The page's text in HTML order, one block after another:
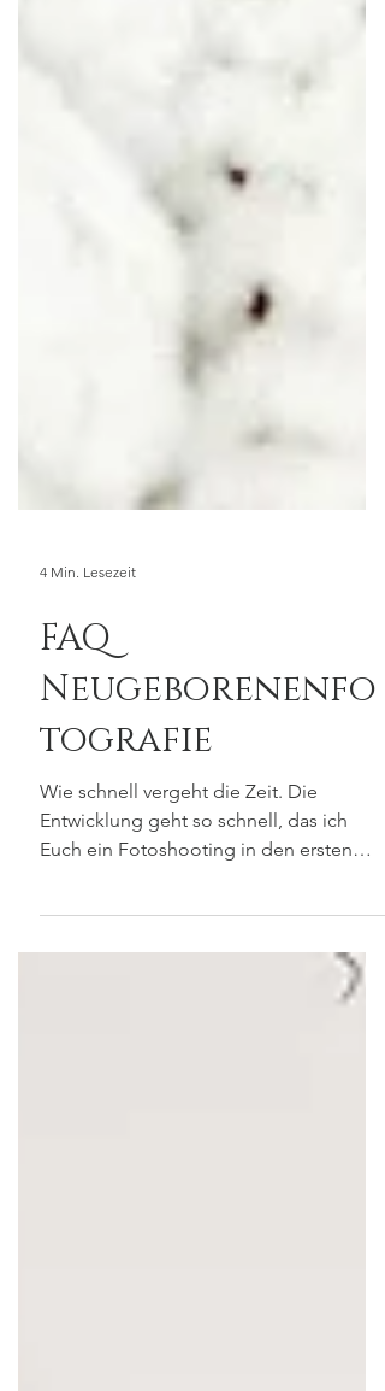
4 Min. Lesezeit
FAQ
Neugeborenenfo
tografie
Wie schnell vergeht die Zeit. Die
Entwicklung geht so schnell, das ich